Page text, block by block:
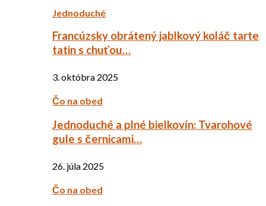
Jednoduché
Francúzsky obrátený jablkový koláč tarte
tatin s chuťou…
3. októbra 2025
Čo na obed
Jednoduché a plné bielkovín: Tvarohové
gule s černicami…
26. júla 2025
Čo na obed